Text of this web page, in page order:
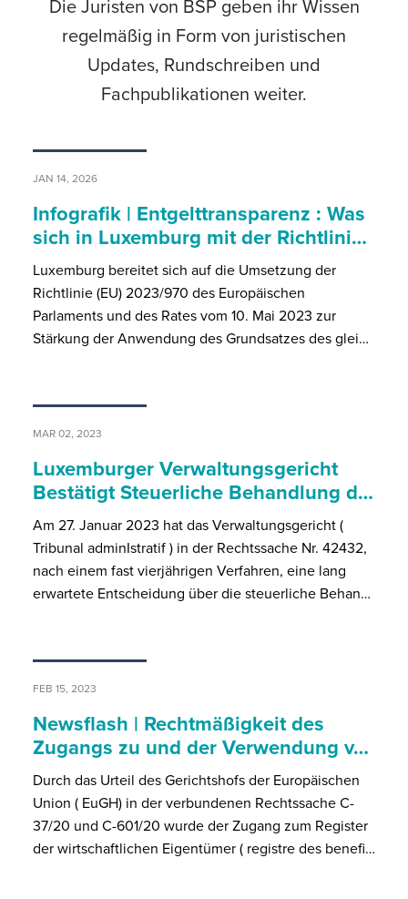
Die Juristen von BSP geben ihr Wissen
regelmäßig in Form von juristischen
Updates, Rundschreiben und
Fachpublikationen weiter.
JAN 14, 2026
Infografik | Entgelttransparenz : Was
sich in Luxemburg mit der Richtlini…
Luxemburg bereitet sich auf die Umsetzung der
Richtlinie (EU) 2023/970 des Europäischen
Parlaments und des Rates vom 10. Mai 2023 zur
Stärkung der Anwendung des Grundsatzes des glei…
MAR 02, 2023
Luxemburger Verwaltungsgericht
Bestätigt Steuerliche Behandlung d…
Am 27. Januar 2023 hat das Verwaltungsgericht (
Tribunal adminIstratif ) in der Rechtssache Nr. 42432,
nach einem fast vierjährigen Verfahren, eine lang
erwartete Entscheidung über die steuerliche Behan…
FEB 15, 2023
Newsflash | Rechtmäßigkeit des
Zugangs zu und der Verwendung v…
Durch das Urteil des Gerichtshofs der Europäischen
Union ( EuGH) in der verbundenen Rechtssache C-
37/20 und C-601/20 wurde der Zugang zum Register
der wirtschaftlichen Eigentümer ( registre des benefi…